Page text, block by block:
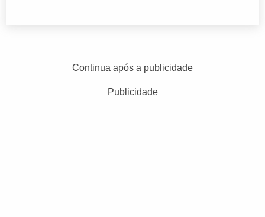
Continua após a publicidade
Publicidade